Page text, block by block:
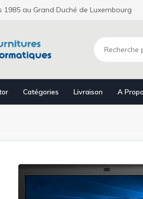
1985 au Grand Duché de Luxembourg
Catégories Livraison A